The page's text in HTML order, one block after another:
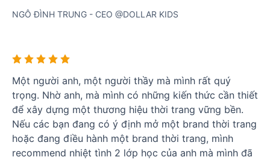
NGÔ ĐÌNH TRUNG - CEO @DOLLAR KIDS
Một người anh, một người thầy mà mình rất quý
trọng. Nhờ anh, mà mình có những kiến thức cần thiết
để xây dựng một thương hiệu thời trang vững bền.
Nếu các bạn đang có ý định mở một brand thời trang
hoặc đang điều hành một brand thời trang, mình
recommend nhiệt tình 2 lớp học của anh mà mình đã